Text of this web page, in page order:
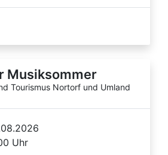
Musiksommer
Tourismus Nortorf und Umland
Uhr